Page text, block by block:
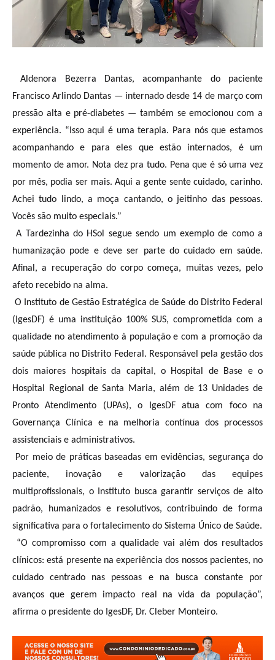
Aldenora Bezerra Dantas, acompanhante do paciente
Francisco Arlindo Dantas — internado desde 14 de março com
pressão alta e pré-diabetes — também se emocionou com a
experiência. “Isso aqui é uma terapia. Para nós que estamos
acompanhando e para eles que estão internados, é um
momento de amor. Nota dez pra tudo. Pena que é só uma vez
por mês, podia ser mais. Aqui a gente sente cuidado, carinho.
Achei tudo lindo, a moça cantando, o jeitinho das pessoas.
Vocês são muito especiais.”
A Tardezinha do HSol segue sendo um exemplo de como a
humanização pode e deve ser parte do cuidado em saúde.
Afinal, a recuperação do corpo começa, muitas vezes, pelo
afeto recebido na alma.
O Instituto de Gestão Estratégica de Saúde do Distrito Federal
(IgesDF) é uma instituição 100% SUS, comprometida com a
qualidade no atendimento à população e com a promoção da
saúde pública no Distrito Federal. Responsável pela gestão dos
dois maiores hospitais da capital, o Hospital de Base e o
Hospital Regional de Santa Maria, além de 13 Unidades de
Pronto Atendimento (UPAs), o IgesDF atua com foco na
Governança Clínica e na melhoria contínua dos processos
assistenciais e administrativos.
Por meio de práticas baseadas em evidências, segurança do
paciente, inovação e valorização das equipes
multiprofissionais, o Instituto busca garantir serviços de alto
padrão, humanizados e resolutivos, contribuindo de forma
significativa para o fortalecimento do Sistema Único de Saúde.
“O compromisso com a qualidade vai além dos resultados
clínicos: está presente na experiência dos nossos pacientes, no
cuidado centrado nas pessoas e na busca constante por
avanços que gerem impacto real na vida da população”,
afirma o presidente do IgesDF, Dr. Cleber Monteiro.